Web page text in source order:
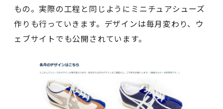
もの。実際の工程と同じようにミニチュアシューズ
作りも行っていきます。デザインは毎月変わり、ウ
ェブサイトでも公開されています。